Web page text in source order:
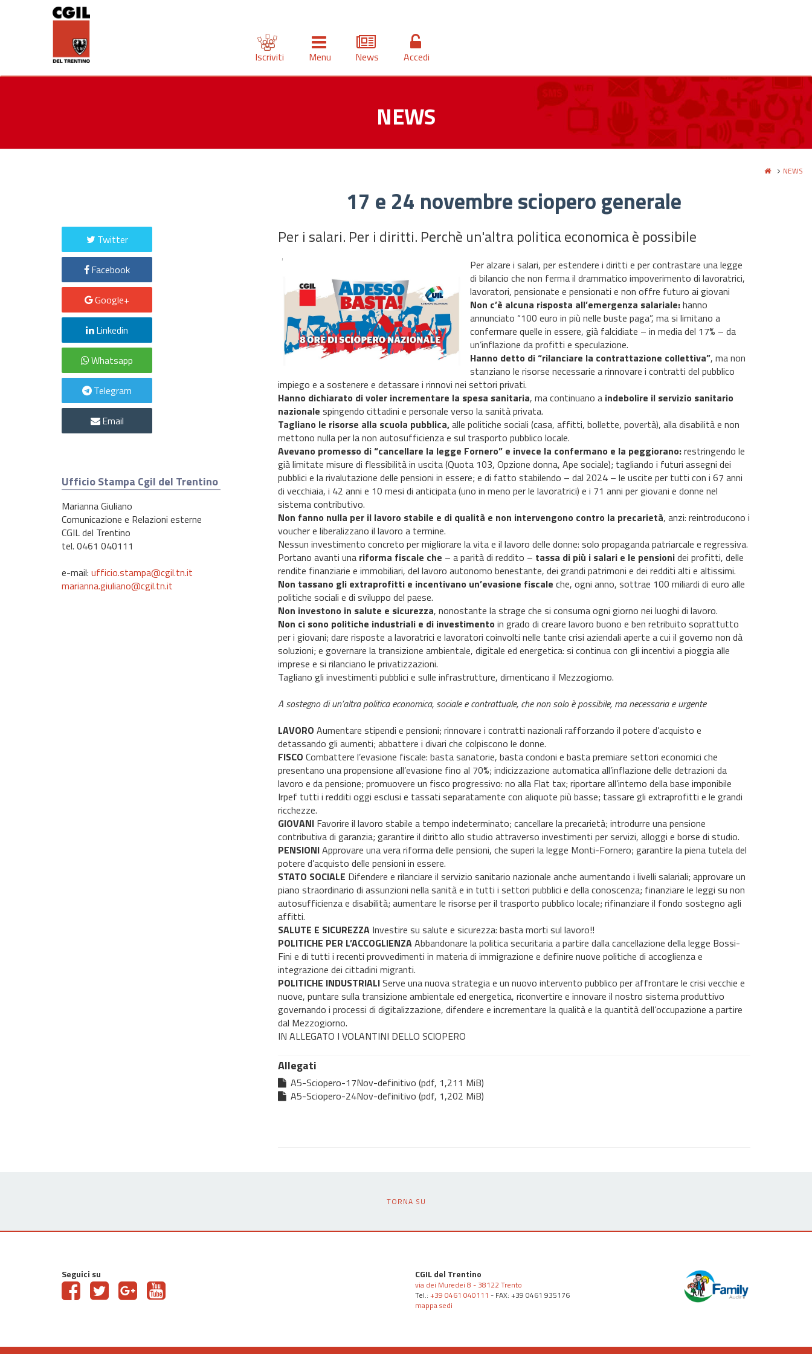
Iscriviti Menu News Accedi
NEWS
NEWS
17 e 24 novembre sciopero generale
Per i salari. Per i diritti. Perchè un'altra politica economica è possibile
Per alzare i salari, per estendere i diritti e per contrastare una legge
di bilancio che non ferma il drammatico impoverimento di lavoratrici,
lavoratori, pensionate e pensionati e non offre futuro ai giovani
Non c’è alcuna risposta all’emergenza salariale:hanno
annunciato “100 euro in più nelle buste paga”, ma si limitano a
confermare quelle in essere, già falcidiate – in media del 17% – da
un’inflazione da profitti e speculazione.
Hanno detto di “rilanciare la contrattazione collettiva”, ma non
stanziano le risorse necessarie a rinnovare i contratti del pubblico
impiego e a sostenere e detassare i rinnovi nei settori privati.
Hanno dichiarato di voler incrementare la spesa sanitaria, ma continuano a indebolire il servizio sanitario
nazionale spingendo cittadini e personale verso la sanità privata.
Tagliano le risorse alla scuola pubblica,alle politiche sociali (casa, affitti, bollette, povertà), alla disabilità e non
mettono nulla per la non autosufficienza e sul trasporto pubblico locale.
Avevano promesso di “cancellare la legge Fornero” e invece la confermano e la peggiorano:restringendo le
già limitate misure di flessibilità in uscita (Quota 103, Opzione donna, Ape sociale); tagliando i futuri assegni dei
pubblici e la rivalutazione delle pensioni in essere; e di fatto stabilendo – dal 2024 – le uscite per tutti con i 67 anni
di vecchiaia, i 42 anni e 10 mesi di anticipata (uno in meno per le lavoratrici) e i 71 anni per giovani e donne nel
sistema contributivo.
Non fanno nulla per il lavoro stabile e di qualità e non intervengono contro la precarietà, anzi: reintroducono i
voucher e liberalizzano il lavoro a termine.
Nessun investimento concreto per migliorare la vita e il lavoro delle donne: solo propaganda patriarcale e regressiva.
Portano avanti una riforma fiscale che – a parità di reddito – tassa di più i salari e le pensionidei profitti, delle
rendite finanziarie e immobiliari, del lavoro autonomo benestante, dei grandi patrimoni e dei redditi alti e altissimi.
Non tassano gli extraprofitti e incentivano un’evasione fiscale che, ogni anno, sottrae 100 miliardi di euro alle
politiche sociali e di sviluppo del paese.
Non investono in salute e sicurezza, nonostante la strage che si consuma ogni giorno nei luoghi di lavoro.
Non ci sono politiche industriali e di investimento in grado di creare lavoro buono e ben retribuito soprattutto
per i giovani; dare risposte a lavoratrici e lavoratori coinvolti nelle tante crisi aziendali aperte a cui il governo non dà
soluzioni; e governare la transizione ambientale, digitale ed energetica: si continua con gli incentivi a pioggia alle
imprese e si rilanciano le privatizzazioni.
Tagliano gli investimenti pubblici e sulle infrastrutture, dimenticano il Mezzogiorno.
A sostegno di un’altra politica economica, sociale e contrattuale, che non solo è possibile, ma necessaria e urgente
LAVORO Aumentare stipendi e pensioni; rinnovare i contratti nazionali rafforzando il potere d’acquisto e
detassando gli aumenti; abbattere i divari che colpiscono le donne.
FISCO Combattere l’evasione fiscale: basta sanatorie, basta condoni e basta premiare settori economici che
presentano una propensione all’evasione fino al 70%; indicizzazione automatica all’inflazione delle detrazioni da
lavoro e da pensione; promuovere un fisco progressivo: no alla Flat tax; riportare all’interno della base imponibile
Irpef tutti i redditi oggi esclusi e tassati separatamente con aliquote più basse; tassare gli extraprofitti e le grandi
ricchezze.
GIOVANI Favorire il lavoro stabile a tempo indeterminato; cancellare la precarietà; introdurre una pensione
contributiva di garanzia; garantire il diritto allo studio attraverso investimenti per servizi, alloggi e borse di studio.
PENSIONIApprovare una vera riforma delle pensioni, che superi la legge Monti-Fornero; garantire la piena tutela del
potere d’acquisto delle pensioni in essere.
STATO SOCIALE Difendere e rilanciare il servizio sanitario nazionale anche aumentando i livelli salariali; approvare un
piano straordinario di assunzioni nella sanità e in tutti i settori pubblici e della conoscenza; finanziare le leggi su non
autosufficienza e disabilità; aumentare le risorse per il trasporto pubblico locale; rifinanziare il fondo sostegno agli
affitti.
SALUTE E SICUREZZAInvestire su salute e sicurezza: basta morti sul lavoro!!
POLITICHE PER L’ACCOGLIENZAAbbandonare la politica securitaria a partire dalla cancellazione della legge Bossi-
Fini e di tutti i recenti provvedimenti in materia di immigrazione e definire nuove politiche di accoglienza e
integrazione dei cittadini migranti.
POLITICHE INDUSTRIALIServe una nuova strategia e un nuovo intervento pubblico per affrontare le crisi vecchie e
nuove, puntare sulla transizione ambientale ed energetica, riconvertire e innovare il nostro sistema produttivo
governando i processi di digitalizzazione, difendere e incrementare la qualità e la quantità dell’occupazione a partire
dal Mezzogiorno.
IN ALLEGATO I VOLANTINI DELLO SCIOPERO
Allegati
A5-Sciopero-17Nov-definitivo (pdf, 1,211 MiB)
A5-Sciopero-24Nov-definitivo (pdf, 1,202 MiB)
Twitter
Facebook
Google+
Linkedin
Whatsapp
Telegram
Email
Ufficio Stampa Cgil del Trentino
Marianna Giuliano
Comunicazione e Relazioni esterne
CGIL del Trentino
tel. 0461 040111
e-mail: ufficio.stampa@cgil.tn.it
marianna.giuliano@cgil.tn.it
TORNA SU
Seguici su CGIL del Trentino
via dei Muredei 8 - 38122 Trento
Tel.: +39 0461 040111 - FAX: +39 0461 935176
mappa sedi